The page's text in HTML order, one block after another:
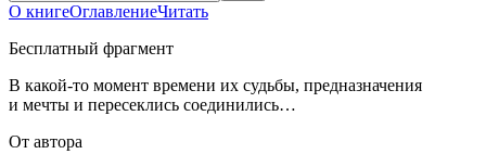
О книгеОглавлениеЧитать
Бесплатный фрагмент
В какой-то момент времени их судьбы, предназначения
и мечты и пересеклись соединились…
От автора